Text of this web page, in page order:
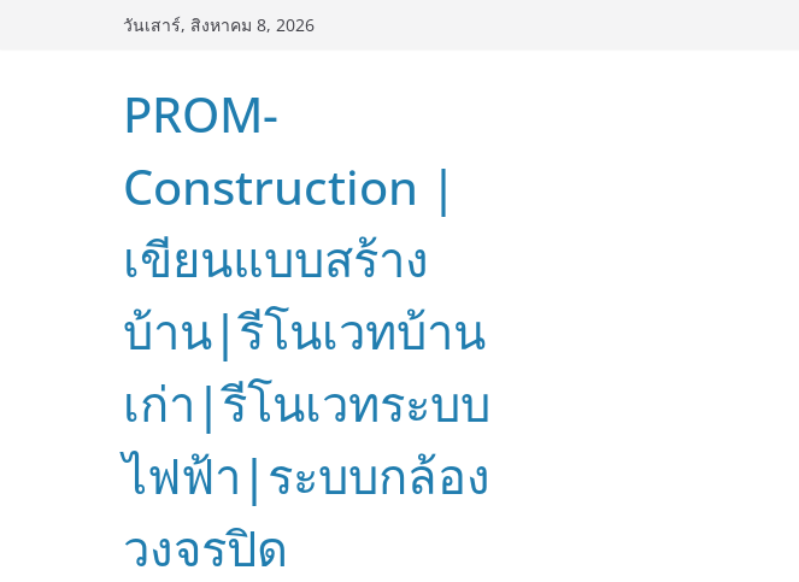
วันเสาร์, สิงหาคม 8, 2026
PROM-
Construction |
เขียนแบบสร้าง
บ้าน|รีโนเวทบ้าน
เก่า|รีโนเวทระบบ
ไฟฟ้า|ระบบกล้อง
วงจรปิด